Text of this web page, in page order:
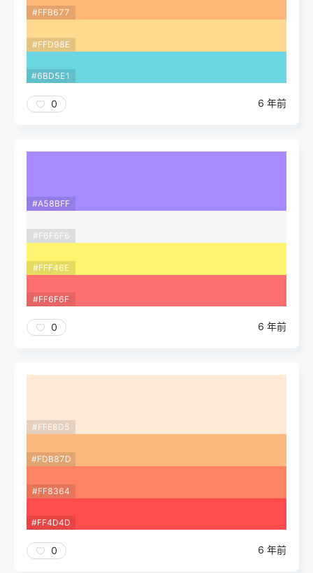
#FFB677
#FFD98E
#6BD5E1
0 6 年前
#A58BFF
#F6F6F6
#FFF46E
#FF6F6F
0 6 年前
#FFE8D5
#FDB87D
#FF8364
#FF4D4D
0 6 年前